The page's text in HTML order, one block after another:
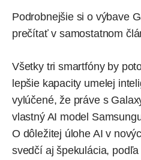
Podrobnejšie si o výbave
prečítať v samostatnom
Všetky tri smartfóny by
lepšie kapacity umelej
vylúčené, že práve s
vlastný AI model
O dôležitej úlohe AI v
svedčí aj špekulácia,